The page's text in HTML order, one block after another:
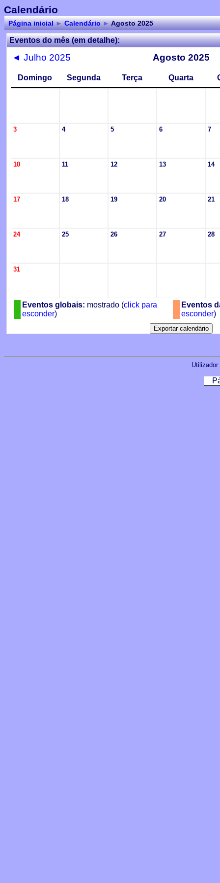
Calendário
Página inicial ► Calendário ►Agosto 2025
Eventos do mês (em detalhe):
◄ Julho 2025 Agosto 2025
Domingo Segunda Terça Quarta
3 4 5 6 7
10 11 12 13 14
17 18 19 20 21
24 25 26 27 28
31
Eventos globais: mostrado (click para
esconder)
Eventos
esconder)